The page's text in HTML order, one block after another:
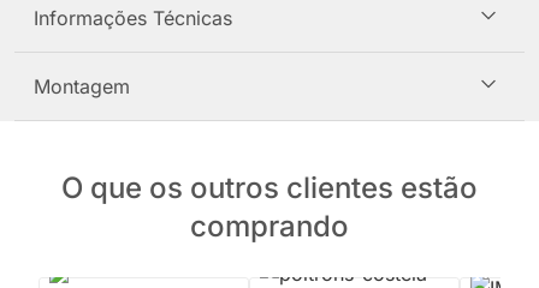
Informações Técnicas
Montagem
O que os outros clientes estão
comprando